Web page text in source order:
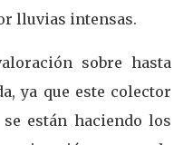
lluvias intensas.
sobre hasta
ya que este colector
están haciendo los